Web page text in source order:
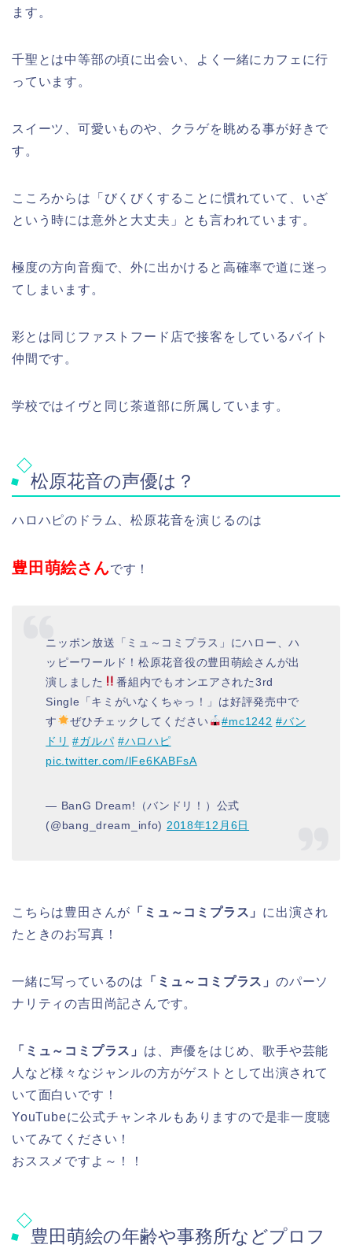
ます。
千聖とは中等部の頃に出会い、よく一緒にカフェに行
っています。
スイーツ、可愛いものや、クラゲを眺める事が好きで
す。
こころからは「びくびくすることに慣れていて、いざ
という時には意外と大丈夫」とも言われています。
極度の方向音痴で、外に出かけると高確率で道に迷っ
てしまいます。
彩とは同じファストフード店で接客をしているバイト
仲間です。
学校ではイヴと同じ茶道部に所属しています。
松原花音の声優は？
ハロハピのドラム、松原花音を演じるのは
豊田萌絵さんです！
ニッポン放送「ミュ～コミプラス」にハロー、ハ
ッピーワールド！松原花音役の豊田萌絵さんが出
演しました
番組内でもオンエアされた3rd
Single「キミがいなくちゃっ！」は好評発売中で
す
ぜひチェックしてください #mc1242 #バン
ドリ #ガルパ #ハロハピ
pic.twitter.com/lFe6KABFsA
— BanG Dream!（バンドリ！）公式
(@bang_dream_info) 2018年12月6日
こちらは豊田さんが 「ミュ～コミプラス」 に出演され
たときのお写真！
一緒に写っているのは 「ミュ～コミプラス」 のパーソ
ナリティの吉田尚記さんです。
「ミュ～コミプラス」 は、声優をはじめ、歌手や芸能
人など様々なジャンルの方がゲストとして出演されて
いて面白いです！
YouTubeに公式チャンネルもありますので是非一度聴
いてみてください！
おススメですよ～！！
豊田萌絵の年齢や事務所などプロフ